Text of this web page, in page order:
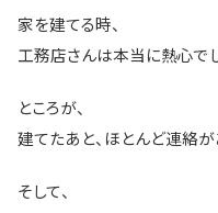
家を建てる時、
工務店さんは本当に熱心で
ところが、
建てたあと、ほとんど連絡が
そして、